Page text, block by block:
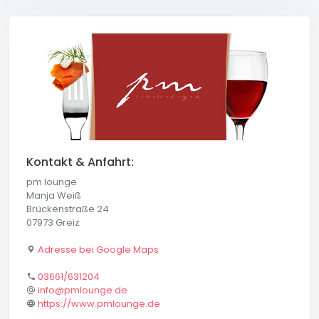
Kontakt & Anfahrt:
pm lounge
Manja Weiß
Brückenstraße 24
07973 Greiz
Adresse bei Google Maps
03661/631204
info@pmlounge.de
https://www.pmlounge.de